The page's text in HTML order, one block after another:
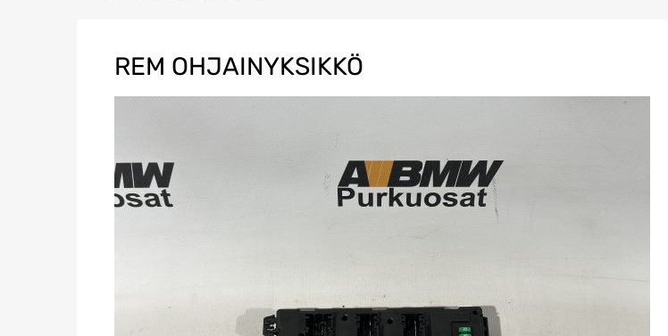
REM OHJAINYKSIKKÖ